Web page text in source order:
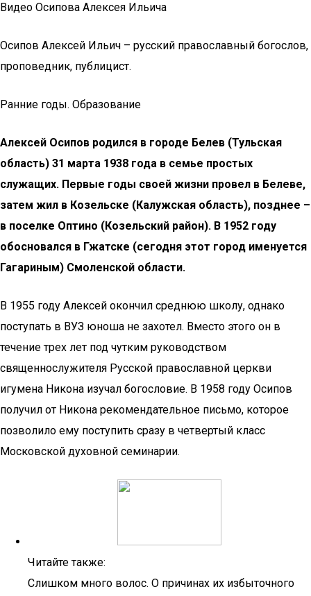
Видео Осипова Алексея Ильича
Осипов Алексей Ильич – русский православный богослов,
проповедник, публицист.
Ранние годы. Образование
Алексей Осипов родился в городе Белев (Тульская
область) 31 марта 1938 года в семье простых
служащих. Первые годы своей жизни провел в Белеве,
затем жил в Козельске (Калужская область), позднее –
в поселке Оптино (Козельский район). В 1952 году
обосновался в Гжатске (сегодня этот город именуется
Гагариным) Смоленской области.
В 1955 году Алексей окончил среднюю школу, однако
поступать в ВУЗ юноша не захотел. Вместо этого он в
течение трех лет под чутким руководством
священнослужителя Русской православной церкви
игумена Никона изучал богословие. В 1958 году Осипов
получил от Никона рекомендательное письмо, которое
позволило ему поступить сразу в четвертый класс
Московской духовной семинарии.
Читайте также:
Слишком много волос. О причинах их избыточного